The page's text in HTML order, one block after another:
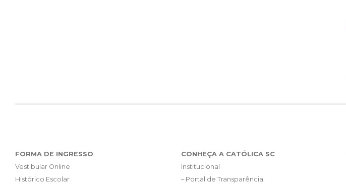
FORMA DE INGRESSO
Vestibular Online
Histórico Escolar
CONHEÇA A CATÓLICA SC
Institucional
– Portal de Transparência